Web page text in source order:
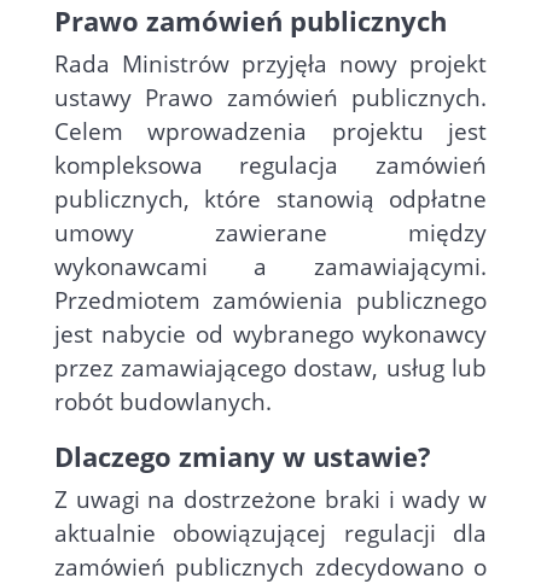
Prawo zamówień publicznych
Rada Ministrów przyjęła nowy projekt
ustawy Prawo zamówień publicznych.
Celem wprowadzenia projektu jest
kompleksowa regulacja zamówień
publicznych, które stanowią odpłatne
umowy zawierane między
wykonawcami a zamawiającymi.
Przedmiotem zamówienia publicznego
jest nabycie od wybranego wykonawcy
przez zamawiającego dostaw, usług lub
robót budowlanych.
Dlaczego zmiany w ustawie?
Z uwagi na dostrzeżone braki i wady w
aktualnie obowiązującej regulacji dla
zamówień publicznych zdecydowano o